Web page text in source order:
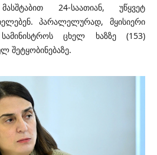
24-საათიან, უწყვეტ
პარალელურად, მყისიერი
ცხელ ხაზზე (153)
შეტყობინებაზე.